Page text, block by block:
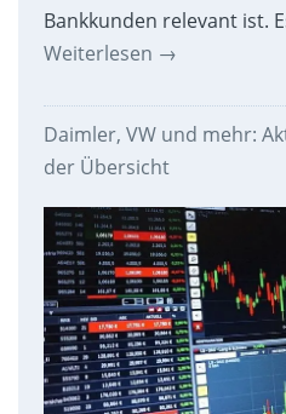
Bankkunden relevant ist.
Weiterlesen →
Daimler, VW und mehr:
der Übersicht